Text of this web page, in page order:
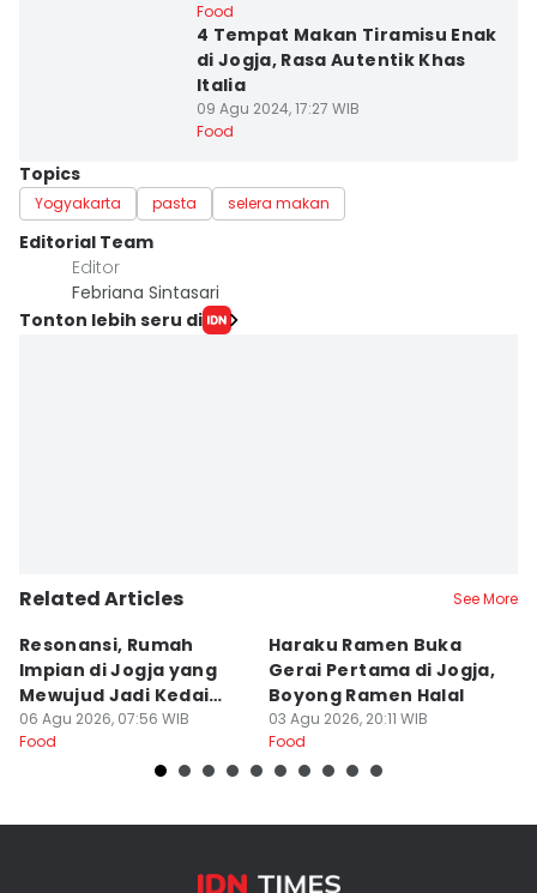
Food
4 Tempat Makan Tiramisu Enak
di Jogja, Rasa Autentik Khas
Italia
09 Agu 2024, 17:27 WIB
Food
Topics
Yogyakarta pasta selera makan
Editorial Team
Editor
Febriana Sintasari
Tonton lebih seru di
Related Articles See More
Resonansi, Rumah
Impian di Jogja yang
Mewujud Jadi Kedai
Ramen dan Burger
06 Agu 2026, 07:56 WIB
Food
Haraku Ramen Buka
Gerai Pertama di Jogja,
Boyong Ramen Halal
03 Agu 2026, 20:11 WIB
Food